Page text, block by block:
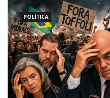
disposição americana em
socorro.A tragédia também
POLÍTICA